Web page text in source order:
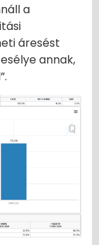
a
áresést
annak,